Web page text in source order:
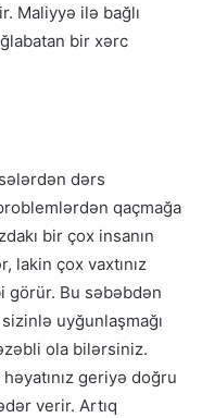
Maliyyə ilə bağlı
bir xərc
dərs
qaçmağa
bir çox insanın
lakin çox vaxtınız
görür. Bu səbəbdən
uyğunlaşmağı
ola bilərsiniz.
geriyə doğru
verir. Artıq